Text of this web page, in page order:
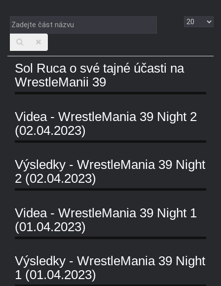
Zadejte
část
názvu
Zobrazit
Sol Ruca o své tajné účasti na
WrestleManii 39
Videa - WrestleMania 39 Night 2
(02.04.2023)
Výsledky - WrestleMania 39 Night
2 (02.04.2023)
Videa - WrestleMania 39 Night 1
(01.04.2023)
Výsledky - WrestleMania 39 Night
1 (01.04.2023)